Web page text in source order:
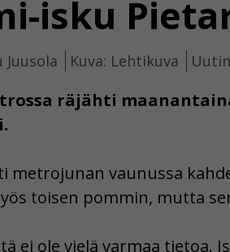
isku
Kuva: Lehtikuva
räjähti
metrojunan vaunussa
toisen pommin, mutta
ei ole vielä varmaa tietoa.